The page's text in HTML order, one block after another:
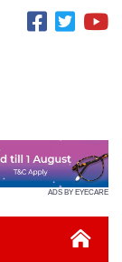
ADS BY EYECARE